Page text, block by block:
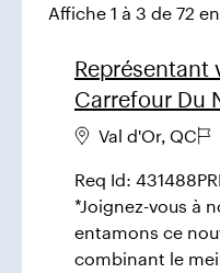
Affiche 1 à 3 de 72
Représentant
Carrefour Du
Val d'Or, QC
Req Id:
*Joignez-vous à
entamons ce
combinant le